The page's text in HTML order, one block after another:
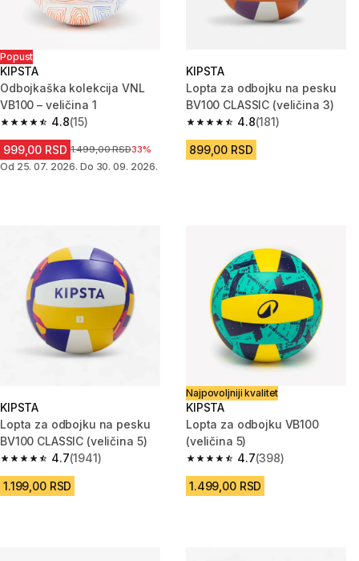
Popust
KIPSTA
Odbojkaška kolekcija VNL
VB100 – veličina 1
4.8
4.8 od 5 zvezdica from 15 Recenzije
(15)
999,00 RSD Cena pre sniženja
1.499,00 RSD33%
Od 25. 07. 2026. Do 30. 09. 2026.
KIPSTA
Lopta za odbojku na pesku
BV100 CLASSIC (veličina 3)
4.8
4.8 od 5 zvezdica from 181
(181)
899,00 RSD
KIPSTA
Lopta za odbojku na pesku
BV100 CLASSIC (veličina 5)
4.7
4.7 od 5 zvezdica from 1941 Recenzije
(1941)
1.199,00 RSD
Najpovoljniji kvalitet
KIPSTA
Lopta za odbojku VB100
(veličina 5)
4.7
4.7 od 5 zvezdica from 398
(398)
1.499,00 RSD